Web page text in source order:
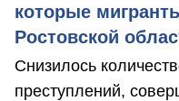
которые
Ростовской
Снизилось
преступлений,